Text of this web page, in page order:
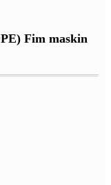
Fim maskin